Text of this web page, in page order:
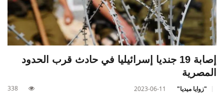
إصابة 19 جنديا إسرائيليا في حادث قرب الحدود
المصرية
"زوايا ميديا" 2023-06-11
338